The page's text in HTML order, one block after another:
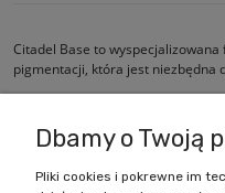
Citadel Base to
pigmentacji, która jest niezbędna
Dbamy o Twoją
Pliki cookies i pokrewne im